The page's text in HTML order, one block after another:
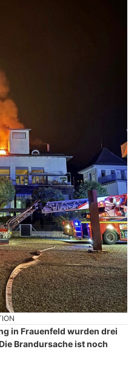
in Frauenfeld wurden drei
Brandursache ist noch